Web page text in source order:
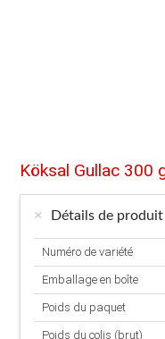
Köksal Gullac 300
Détails de produit
Numéro de variété
Emballage en boîte
Poids du paquet
Poids du colis (brut)